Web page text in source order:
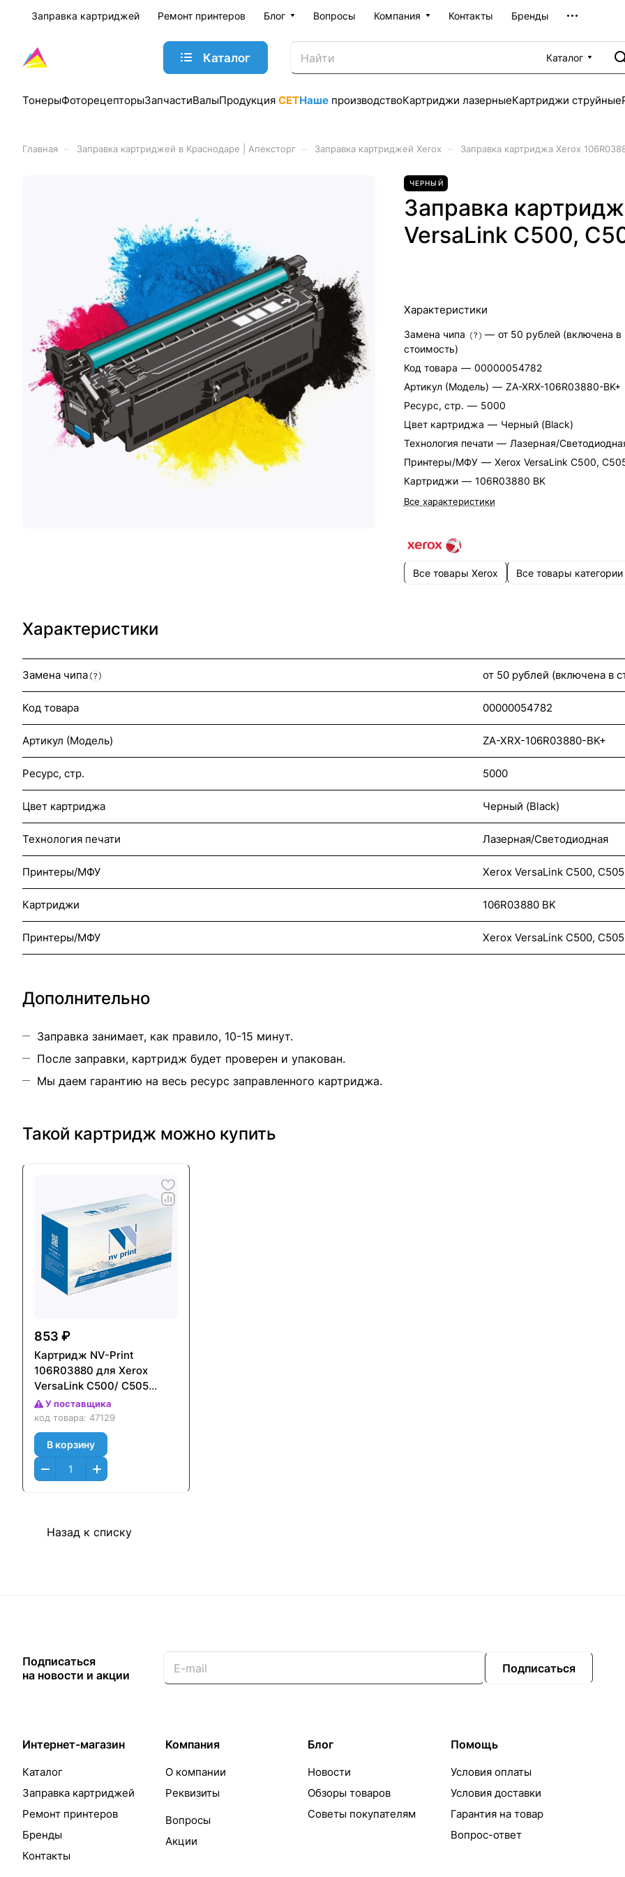
Заправка картриджей Ремонт принтеров Блог Вопросы Компания Контакты Бренды
Каталог
Каталог
ТонерыФоторецепторыЗапчастиВалыПродукция CETНаше производствоКартриджи лазерныеКартриджи струйные
Главная Заправка картриджей в Краснодаре | Апексторг Заправка картриджей Xerox Заправка картриджа Xerox
ЧЕРНЫЙ
Заправка
VersaLink C500,
Характеристики
Замена чипа ? — от 50 рублей (включена в
стоимость)
Код товара — 00000054782
Артикул (Модель) — ZA-XRX-106R03880-BK+
Ресурс, стр. — 5000
Цвет картриджа — Черный (Black)
Технология печати — Лазерная/
Принтеры/МФУ — Xerox VersaLink C500,
Картриджи — 106R03880 BK
Все характеристики
Все товары Xerox Все товары категории
Характеристики
Замена чипа ? от 50 рублей (включена в
Код товара 00000054782
Артикул (Модель) ZA-XRX-106R03880-BK+
Ресурс, стр. 5000
Цвет картриджа Черный (Black)
Технология печати Лазерная/Светодиодная
Принтеры/МФУ Xerox VersaLink C500, C505
Картриджи 106R03880 BK
Принтеры/МФУ Xerox VersaLink C500, C505
Дополнительно
Заправка занимает, как правило, 10-15 минут.
После заправки, картридж будет проверен и упакован.
Мы даем гарантию на весь ресурс заправленного картриджа.
Такой картридж можно купить
853 ₽
Картридж NV-Print
106R03880 для Xerox
VersaLink C500/ C505
(5000стр.) Черный (Black)
У поставщика
код товара: 47129
В корзину
Назад к списку
Подписаться
на новости и акции
Подписаться
Интернет-магазин
Каталог
Заправка картриджей
Ремонт принтеров
Бренды
Контакты
Компания
О компании
Реквизиты
Вопросы
Акции
Блог
Новости
Обзоры товаров
Советы покупателям
Помощь
Условия оплаты
Условия доставки
Гарантия на товар
Вопрос-ответ